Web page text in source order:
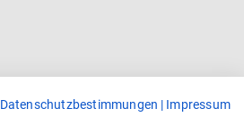
Datenschutzbestimmungen | Impressum